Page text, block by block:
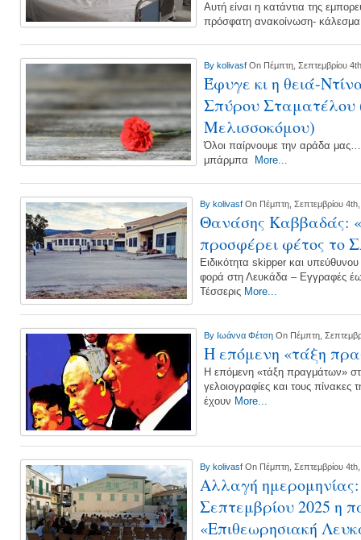
Αυτή είναι η κατάντια της
πρόσφατη ανακοίνωση-
By kolivasf On Πέμπτη, Σεπτεμβρίου
Έφυγε κι η θειά-
Σπύρου Σταματέλου
Μελισσοκόμου)
Όλοι παίρνουμε την αράδα μας…
μπάρμπα
More...
By kolivasf On Πέμπτη, Σεπτεμβρίου
Θανάσης Καββαδάς:
προσφέρει φέτος το
Ειδικότητα skipper και
φορά στη Λευκάδα – Εγγραφές
Τέσσερις More...
By Ιωάννα Φέτση On Πέμπτη,
Η επόμενη «τάξη
Η επόμενη «τάξη πραγμάτων»
γελοιογραφίες και τους
έχουν More...
By kolivasf On Πέμπτη, Σεπτεμβρίου
Αλλαγή
Σεπτεμβρίου 2025 η
«Επιθεωρησιακή